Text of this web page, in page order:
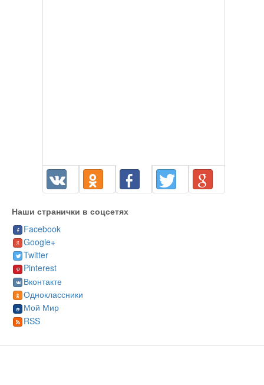
Наши странички в соцсетях
Facebook
Google+
Twitter
Pinterest
Вконтакте
Одноклассники
Мой Мир
RSS